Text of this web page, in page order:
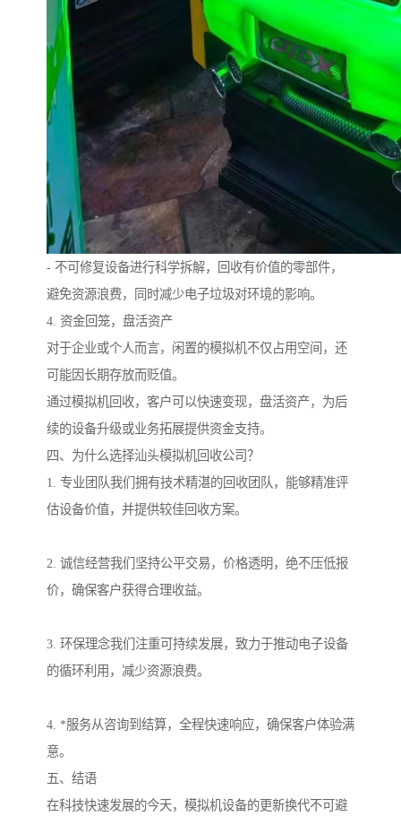
- 不可修复设备进行科学拆解，回收有价值的零部件，
避免资源浪费，同时减少电子垃圾对环境的影响。
4. 资金回笼，盘活资产
对于企业或个人而言，闲置的模拟机不仅占用空间，还
可能因长期存放而贬值。
通过模拟机回收，客户可以快速变现，盘活资产，为后
续的设备升级或业务拓展提供资金支持。
四、为什么选择汕头模拟机回收公司？
1. 专业团队我们拥有技术精湛的回收团队，能够精准评
估设备价值，并提供较佳回收方案。
2. 诚信经营我们坚持公平交易，价格透明，绝不压低报
价，确保客户获得合理收益。
3. 环保理念我们注重可持续发展，致力于推动电子设备
的循环利用，减少资源浪费。
4. *服务从咨询到结算，全程快速响应，确保客户体验满
意。
五、结语
在科技快速发展的今天，模拟机设备的更新换代不可避